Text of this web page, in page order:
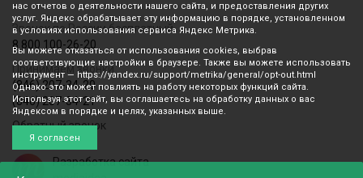
Звонок по России бесплатный
8 800 100-26-20
Принимаем звонки
(846) 207-34-20
(846) 207-34-21
Обратный звонок
Разработка сайта
нас отчетов о деятельности нашего сайта, и предоставления других
услуг. Яндекс обрабатывает эту информацию в порядке, установленном
в условиях использования сервиса Яндекс Метрика.
Вы можете отказаться от использования cookies, выбрав
соответствующие настройки в браузере. Также вы можете использовать
инструмент — https://yandex.ru/support/metrika/general/opt-out.html
Однако это может повлиять на работу некоторых функций сайта.
Используя этот сайт, вы соглашаетесь на обработку данных о вас
Яндексом в порядке и целях, указанных выше.
Я согласен